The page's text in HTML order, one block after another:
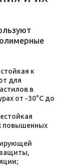
к
для
в
от -30°C до
повышенных